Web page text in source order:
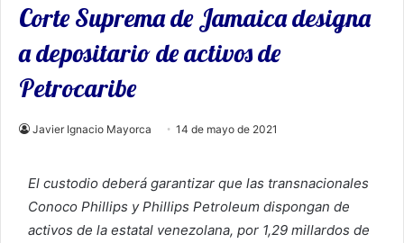
Corte Suprema de Jamaica designa
a depositario de activos de
Petrocaribe
Javier Ignacio Mayorca 14 de mayo de 2021
El custodio deberá garantizar que las transnacionales
Conoco Phillips y Phillips Petroleum dispongan de
activos de la estatal venezolana, por 1,29 millardos de